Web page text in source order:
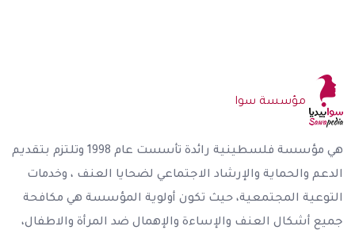
مؤسسة سوا
هي مؤسسة فلسطينية رائدة تأسست عام 1998 وتلتزم بتقديم
الدعم والحماية والإرشاد الاجتماعي لضحايا العنف ، وخدمات
التوعية المجتمعية، حيث تكون أولوية المؤسسة هي مكافحة
جميع أشكال العنف والإساءة والإهمال ضد المرأة والاطفال،